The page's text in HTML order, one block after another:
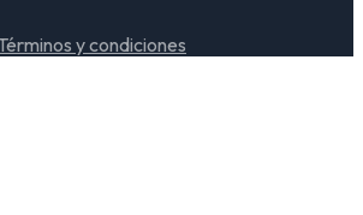
y condiciones